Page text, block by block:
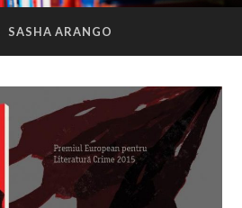
SASHA ARANGO